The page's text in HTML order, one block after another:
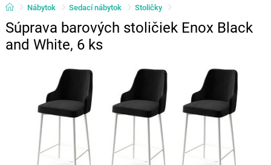
Nábytok Sedací nábytok Stoličky
Súprava barových stoličiek Enox Black
and White, 6 ks